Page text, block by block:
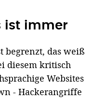
ist immer
begrenzt, das weiß
diesem kritisch
Websites
- Hackerangriffe